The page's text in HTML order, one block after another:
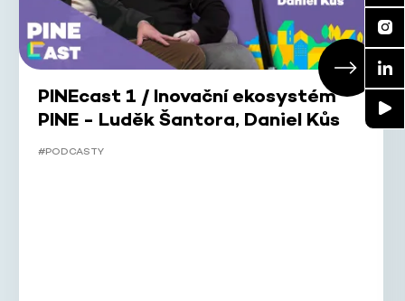
PINEcast 1 / Inovační ekosystém
PINE - Luděk Šantora, Daniel Kůs
#PODCASTY